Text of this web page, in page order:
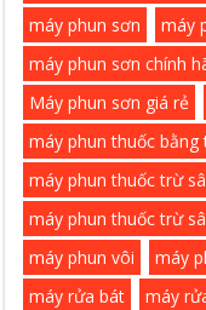
máy phun sơn
máy
máy phun sơn chính
Máy phun sơn giá rẻ
máy phun thuốc bằng
máy phun thuốc trừ
máy phun thuốc trừ
máy phun vôi
máy
máy rửa bát
máy